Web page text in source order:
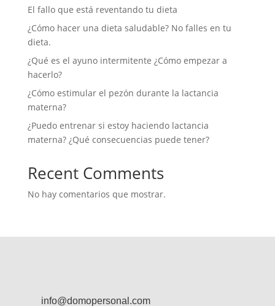
El fallo que está reventando tu dieta
¿Cómo hacer una dieta saludable? No falles en tu
dieta.
¿Qué es el ayuno intermitente ¿Cómo empezar a
hacerlo?
¿Cómo estimular el pezón durante la lactancia
materna?
¿Puedo entrenar si estoy haciendo lactancia
materna? ¿Qué consecuencias puede tener?
Recent Comments
No hay comentarios que mostrar.
info@domopersonal.com